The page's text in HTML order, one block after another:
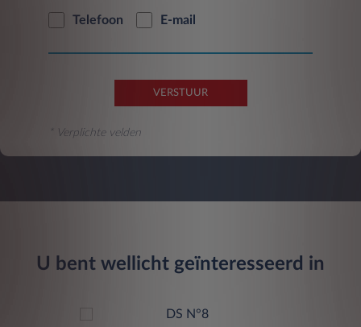
Telefoon E-mail
VERSTUUR
* Verplichte velden
U bent wellicht geïnteresseerd in